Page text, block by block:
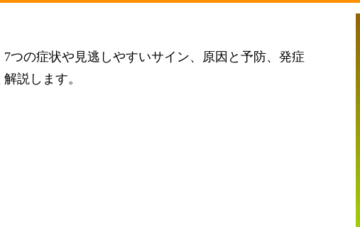
つの症状や見逃しやすいサイン、原因と予防、発症
説します。